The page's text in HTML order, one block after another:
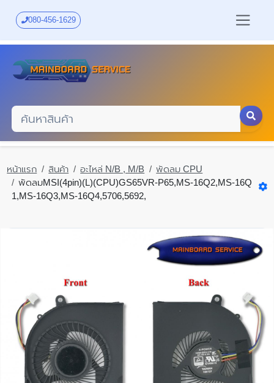
content
080-456-1629
หน้าแรก สินค้า อะไหล่ N/B , M/B
พัดลม CPU
พัดลมMSI(4pin)(L)(CPU)GS65VR-P65,MS-16Q2,MS-16Q
1,MS-16Q3,MS-16Q4,5706,5692,